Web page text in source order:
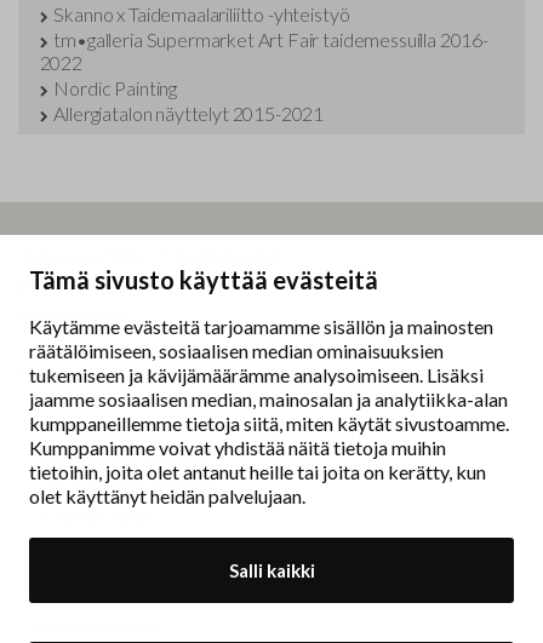
Tämä sivusto käyttää evästeitä
Käytämme evästeitä tarjoamamme sisällön ja mainosten
räätälöimiseen, sosiaalisen median ominaisuuksien
tukemiseen ja kävijämäärämme analysoimiseen. Lisäksi
jaamme sosiaalisen median, mainosalan ja analytiikka-alan
kumppaneillemme tietoja siitä, miten käytät sivustoamme.
Kumppanimme voivat yhdistää näitä tietoja muihin
tietoihin, joita olet antanut heille tai joita on kerätty, kun
olet käyttänyt heidän palvelujaan.
Salli kaikki
Skanno x Taidemaalariliitto -yhteistyö
tm•galleria Supermarket Art Fair taidemessuilla 2016-
2022
Nordic Painting
Allergiatalon näyttelyt 2015-2021
Erottajankatu 9 B
00130 Helsinki
www.painters.fi
Näyttelytoiminta
tm•gallerian esittely
Muu näyttelytoiminta